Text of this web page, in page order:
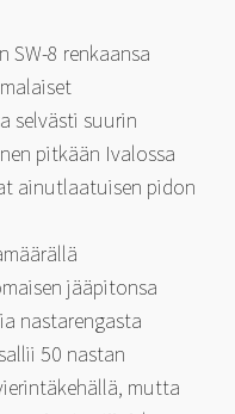
8 renkaansa
selvästi suurin
pitkään Ivalossa
ainutlaatuisen pidon
jääpitonsa
nastarengasta
50 nastan
mutta